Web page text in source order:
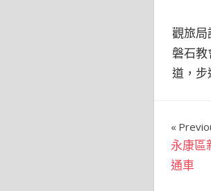
觀旅局
磐石教
道，步
文
章
永康區
通車